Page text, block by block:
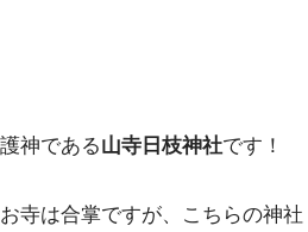
神である山寺日枝神社です！
寺は合掌ですが、こちらの神社